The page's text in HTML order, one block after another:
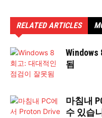
RELATED ARTICLES
됨
마침내
수 있습